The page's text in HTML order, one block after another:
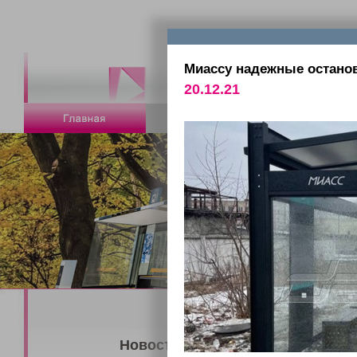
Новости
Миассу надежные
20.12.21